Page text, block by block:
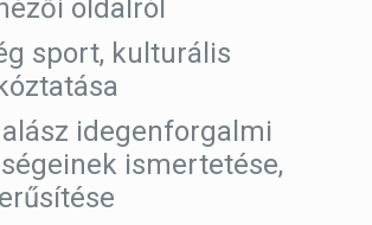
oldalról
sport, kulturális
idegenforgalmi
ismertetése,